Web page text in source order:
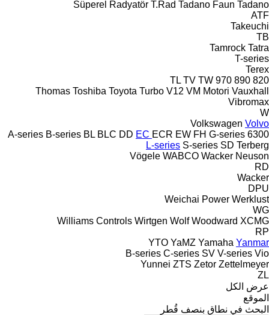
Süperel Radyatör T.Rad Tadano Faun Tadano
ATF
Takeuchi
TB
Tamrock Tatra
T-series
Terex
820
890
970
TL TV TW
Thomas Toshiba Toyota Turbo V12 VM Motori Vauxhall
Vibromax
W
Volkswagen Volvo
6300
A-series B-series BL BLC DD EC ECR EW FH G-series
L-series S-series SD Terberg
Vögele WABCO Wacker Neuson
RD
Wacker
DPU
Weichai Power Werklust
WG
Williams Controls Wirtgen Wolf Woodward XCMG
RP
YTO YaMZ Yamaha Yanmar
B-series C-series SV V-series Vio
Yunnei ZTS Zetor Zettelmeyer
ZL
عرض الكل
الموقع
البحث في نطاق بنصف قُطر